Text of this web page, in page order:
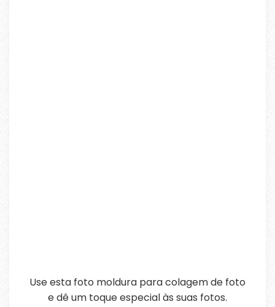
Use esta foto moldura para colagem de foto
e dê um toque especial às suas fotos.